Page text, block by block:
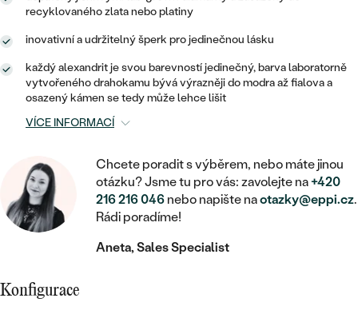
RUČNĚ RYTÉ
S VÝPLNÍ
SVATEBNÍ SETY
CENOVĚ DOSTUPNÉ
LUXUSNÍ
ZAČÍT S LAB-GROWN DIAMANTEM
ZAČÍT S BAREVNÝM DIAMANTEM
LAB-GROWN DIAMANT
MOISSANIT
BAREVNÝ DIAMANT
ČERNÝ DIAMANT
BROŽE
DOPLŇKY
ZLATO
STŘÍBRO
DĚTSKÉ
PIERCING
DLE KAMENE
S DRAHOKAMY
S PERLAMI
CENOVĚ DOSTUPNÉ
ŘETÍZKY
VE TVARU SRDCE
DLE DRAHOKAMU
S DIAMANTY
S PERLAMI
STATEMENT
PEČETNÍ
PERSONALIZOVANÉ
DLE DRAHOKAMU
S DIAMANTY
S DRAHOKAMY
S PERLAMI
recyklovaného zlata nebo platiny
inovativní a udržitelný šperk pro jedinečnou lásku
každý alexandrit je svou barevností jedinečný, barva laboratorně
vytvořeného drahokamu bývá výrazněji do modra až fialova a
osazený kámen se tedy může lehce lišit
VÍCE INFORMACÍ
Chcete poradit s výběrem, nebo máte jinou
otázku? Jsme tu pro vás: zavolejte na+420
216 216 046 nebo napište naotazky@eppi.cz.
Rádi poradíme!
Aneta, Sales Specialist
Konfigurace